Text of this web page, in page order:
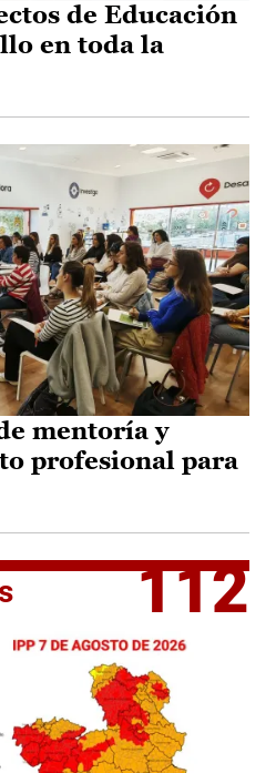
de Educación
en toda la
mentoría y
profesional para
112